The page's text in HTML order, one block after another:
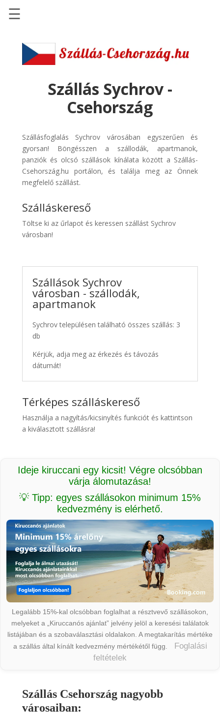
Szállások
Szállásinfo.eu
pénzvisszatérítéssel
Discover
Cars
Transzfer
Kiwi
Taxi
☰
Szállás Sychrov -
Csehország
Szállásfoglalás Sychrov városában egyszerűen és
gyorsan! Böngésszen a szállodák, apartmanok,
panziók és olcsó szállások kínálata között a Szállás-
Csehország.hu portálon, és találja meg az Önnek
megfelelő szállást.
Szálláskereső
Töltse ki az űrlapot és keressen szállást Sychrov
városban!
Szállások Sychrov
városban - szállodák,
apartmanok
Sychrov településen található összes szállás: 3
db
Kérjük, adja meg az érkezés és távozás
dátumát!
Térképes szálláskereső
Használja a nagyítás/kicsinyítés funkciót és kattintson
a kiválasztott szállásra!
Ideje kiruccani egy kicsit! Végre olcsóbban
várja álomutazása!
💡 Tipp: egyes szállásokon minimum 15%
kedvezmény is elérhető.
Legalább 15%-kal olcsóbban foglalhat a résztvevő szállásokon,
melyeket a „Kiruccanós ajánlat” jelvény jelöl a keresési találatok
listájában és a szobaválasztási oldalakon. A megtakarítás mértéke
a szállás által kínált kedvezmény mértékétől függ.
Foglalási
feltételek
Szállás Csehország nagyobb
városaiban: